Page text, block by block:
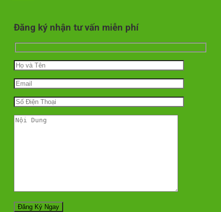
Đăng ký nhận tư vấn miễn phí